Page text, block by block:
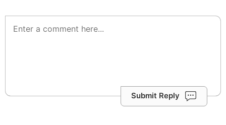
Submit Reply